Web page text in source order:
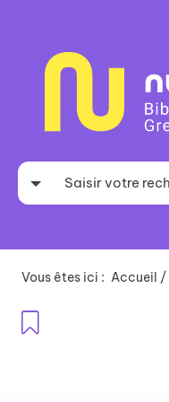
recherche
Vous êtes ici : Accueil /